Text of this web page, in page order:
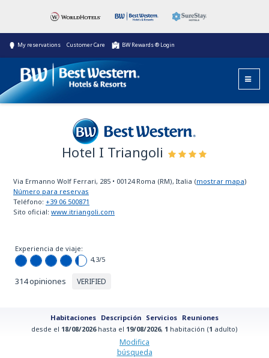
My reservations Customer Care BW Rewards ® Login
Best Western
Hotel I Triangoli
Via Ermanno Wolf Ferrari, 285 • 00124 Roma (RM), Italia (mostrar mapa)
Número para reservas
Teléfono: +39 06 500871
Sito oficial: www.itriangoli.com
Experiencia de viaje:
4,3/5
314 opiniones VERIFIED
Habitaciones Descripción Servicios Reuniones
desde el 18/08/2026hasta el 19/08/2026, 1 habitación (1 adulto)
Modifica
búsqueda